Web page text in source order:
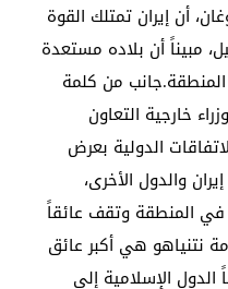
أن إيران تمتلك القوة
مبيناً أن بلاده مستعدة
من كلمة
خلال أعمال الدورة الـ51 لوزراء خارجية التعاون
الدولية بعرض
والدول الأخرى،
في المنطقة وتقف عائقاً
نتنياهو هي أكبر عائق
الدول الإسلامية إلى